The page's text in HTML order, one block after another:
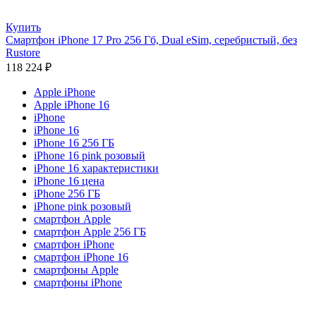
Купить
Смартфон iPhone 17 Pro 256 Гб, Dual eSim, серебристый, без
Rustore
118 224 ₽
Apple iPhone
Apple iPhone 16
iPhone
iPhone 16
iPhone 16 256 ГБ
iPhone 16 pink розовый
iPhone 16 характеристики
iPhone 16 цена
iPhone 256 ГБ
iPhone pink розовый
смартфон Apple
смартфон Apple 256 ГБ
смартфон iPhone
смартфон iPhone 16
смартфоны Apple
смартфоны iPhone